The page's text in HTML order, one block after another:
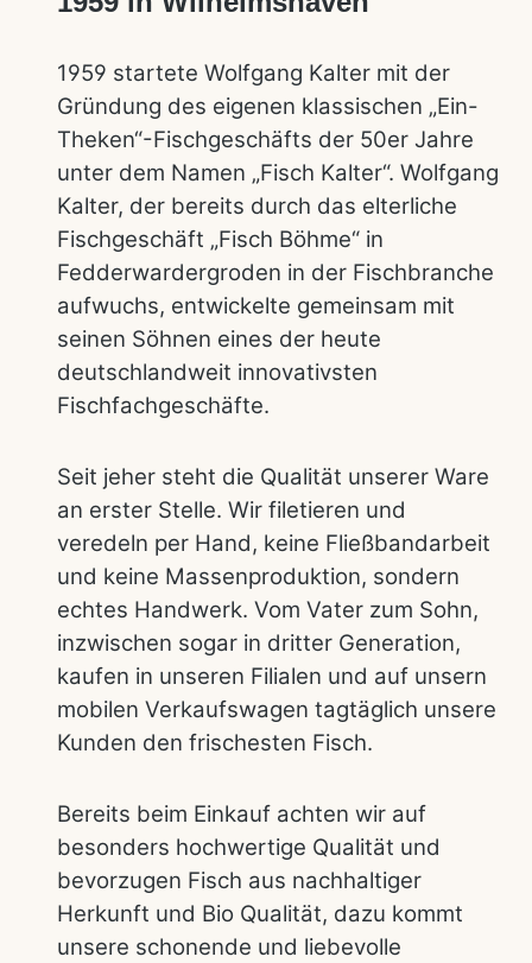
1959 startete Wolfgang Kalter mit der
Gründung des eigenen klassischen „Ein-
Theken“-Fischgeschäfts der 50er Jahre
unter dem Namen „Fisch Kalter“. Wolfgang
Kalter, der bereits durch das elterliche
Fischgeschäft „Fisch Böhme“ in
Fedderwardergroden in der Fischbranche
aufwuchs, entwickelte gemeinsam mit
seinen Söhnen eines der heute
deutschlandweit innovativsten
Fischfachgeschäfte.
Seit jeher steht die Qualität unserer Ware
an erster Stelle. Wir filetieren und
veredeln per Hand, keine Fließbandarbeit
und keine Massenproduktion, sondern
echtes Handwerk. Vom Vater zum Sohn,
inzwischen sogar in dritter Generation,
kaufen in unseren Filialen und auf unsern
mobilen Verkaufswagen tagtäglich unsere
Kunden den frischesten Fisch.
Bereits beim Einkauf achten wir auf
besonders hochwertige Qualität und
bevorzugen Fisch aus nachhaltiger
Herkunft und Bio Qualität, dazu kommt
unsere schonende und liebevolle